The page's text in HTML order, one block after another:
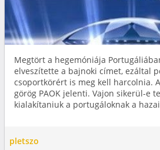
Megtört a hegemóniája
elveszítette a bajnoki címet, ezáltal
csoportkörért is meg kell harcolnia.
görög PAOK jelenti. Vajon sikerül-e
kialakítaniuk a portugáloknak a
pletszo